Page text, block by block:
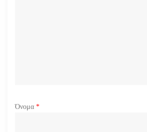
Όνομα *